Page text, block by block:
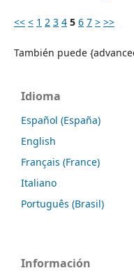
<< < 1 2 3 4 5 6 7 > >>
También puede
Idioma
Español (España)
English
Français (France)
Italiano
Português (Brasil)
Información